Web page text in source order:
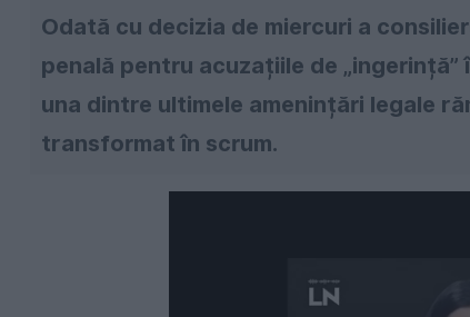
Odată cu decizia de miercuri a
penală pentru acuzațiile de
una dintre ultimele amenințări legale
transformat în scrum.